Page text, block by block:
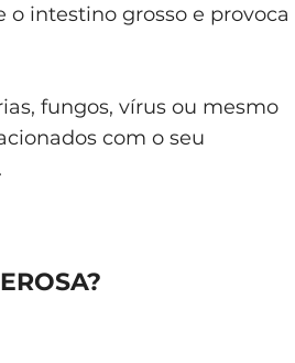
intestino grosso e provoca
fungos, vírus ou mesmo
com o seu